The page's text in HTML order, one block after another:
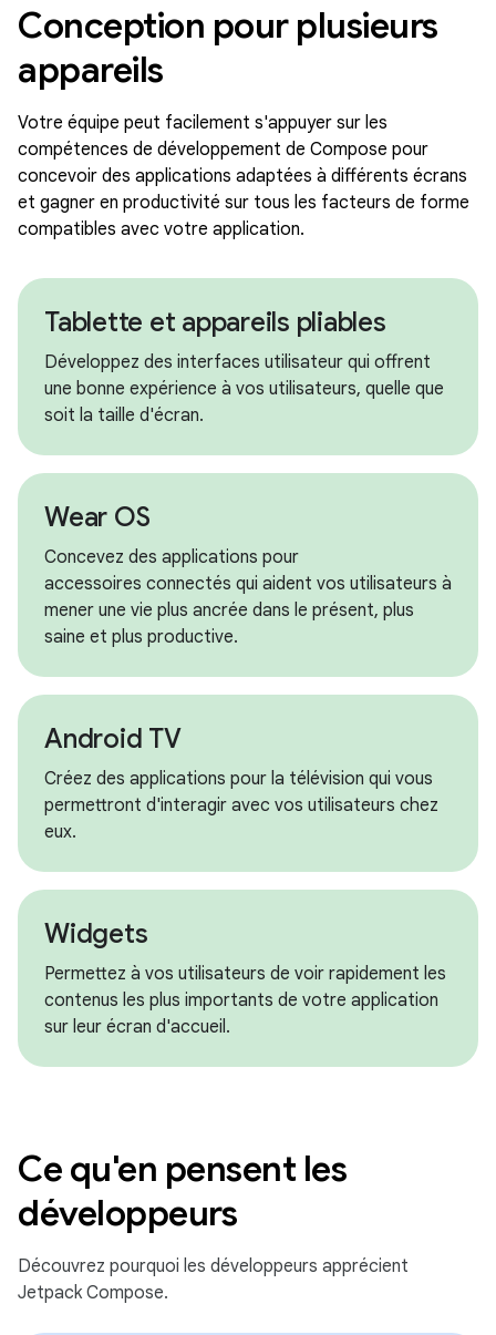
Conception pour plusieurs
appareils
Votre équipe peut facilement s'appuyer sur les
compétences de développement de Compose pour
concevoir des applications adaptées à différents écrans
et gagner en productivité sur tous les facteurs de forme
compatibles avec votre application.
Tablette et appareils pliables
Développez des interfaces utilisateur qui offrent
une bonne expérience à vos utilisateurs, quelle que
soit la taille d'écran.
Wear OS
Concevez des applications pour
accessoires connectés qui aident vos utilisateurs à
mener une vie plus ancrée dans le présent, plus
saine et plus productive.
Android TV
Créez des applications pour la télévision qui vous
permettront d'interagir avec vos utilisateurs chez
eux.
Widgets
Permettez à vos utilisateurs de voir rapidement les
contenus les plus importants de votre application
sur leur écran d'accueil.
Ce qu'en pensent les
développeurs
Découvrez pourquoi les développeurs apprécient
Jetpack Compose.